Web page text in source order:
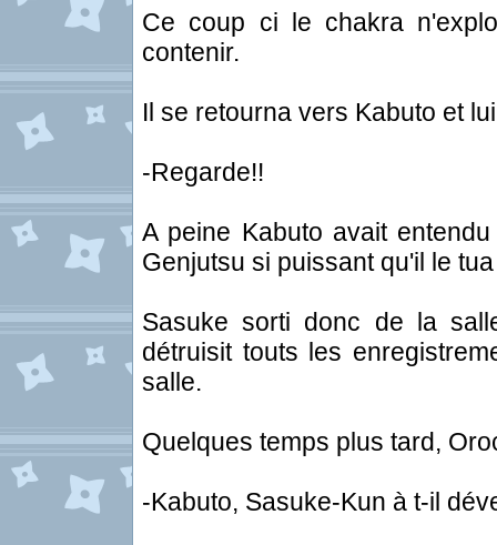
Ce coup ci le chakra
contenir.
Il se retourna vers Kabuto et
-Regarde!!
A peine Kabuto avait
Genjutsu si puissant qu'il le
Sasuke sorti donc de la
détruisit touts les
salle.
Quelques temps plus tard,
-Kabuto, Sasuke-Kun à t-il